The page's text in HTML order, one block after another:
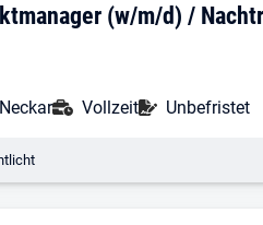
Projektmanager
(w/m/d) /
Anstellungsart:
Vollzeit Befristung:
Unbefristet